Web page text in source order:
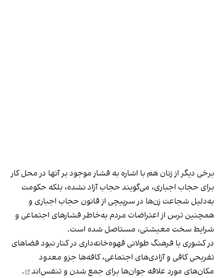
برخی دیگر از زنان هم با اشاره به فشار موجود بر آنها در محل کار
برای حجاب اجباری، می‌گویند حجاب آزاد نشده، بلکه حکومت
به‌دلیل شجاعت زن‌ها در سرپیچی از قانون حجاب اجباری و
همچنین ترس از اعتراضات مردم به‌خاطر فشارهای اجتماعی و
شرایط سخت معیشتی، مستاصل شده است.
در کشوری با فرهنگ طولانی قهوه‌‌خانه‌داری در کنار نبود فضاهای
تفریحی کافی و آزادی‌های اجتماعی، کافه‌ها جزو معدود
مکان‌های مورد علاقه جوان‌ها برای جمع شدن و تنفس‌اند
.